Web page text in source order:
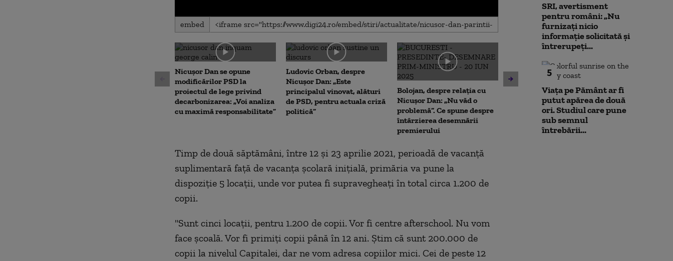
0
seconds
0
secondsVolume
90%
embed
Nicușor Dan se opune
modificărilor PSD la
proiectul de lege privind
decarbonizarea: „Voi analiza
cu maximă responsabilitate”
Ludovic Orban, despre
Nicușor Dan: „Este
principalul vinovat, alături
de PSD, pentru actuala criză
politică”
Bolojan, despre relația cu
Nicușor Dan: „Nu văd o
problemă”. Ce spune despre
întârzierea desemnării
premierului
Cristian Bușoi, despre criza
energetică: „Populația nu va
fi afectată de limitările de
Noi verificări
din Leipzig:
Varianta
anchetatori
Timp de două săptămâni, între 12 și 23 aprilie 2021, perioadă de vacanță
suplimentară față de vacanța școlară inițială, primăria va pune la
dispoziție 5 locații, unde vor putea fi supravegheați în total circa 1.200 de
copii.
"Sunt cinci locații, pentru 1.200 de copii. Vor fi centre afterschool. Nu vom
face școală. Vor fi primiți copii până în 12 ani. Știm că sunt 200.000 de
copii la nivelul Capitalei, dar ne vom adresa copiilor mici. Cei de peste 12
SRI, avertisment
pentru români: „Nu
furnizați nicio
informație solicitată și
întrerupeți...
5
Viața pe Pământ ar fi
putut apărea de două
ori. Studiul care pune
sub semnul
întrebării...